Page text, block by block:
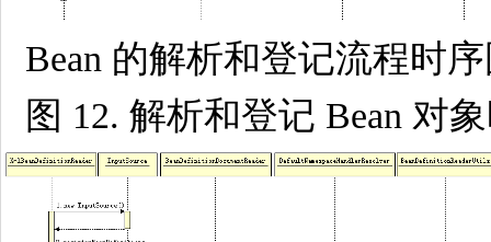
Bean 的解析和登记流程时
图 12. 解析和登记 Bean 对